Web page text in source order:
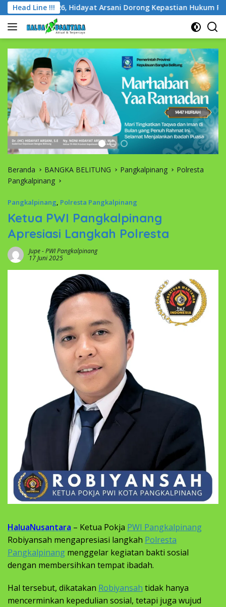
Langsung
ke
konten
Head Line !!!
2026, Hidayat Arsani Dorong Kepastian Hukum Pertanahan
Beranda BANGKA BELITUNG Pangkalpinang
Polresta
Pangkalpinang
Pangkalpinang, Polresta Pangkalpinang
Ketua PWI Pangkalpinang
Apresiasi Langkah Polresta
Jupe-PWI Pangkalpinang
17 Juni 2025
HaluaNusantara – Ketua Pokja PWI Pangkalpinang
Robiyansah mengapresiasi langkah Polresta
Pangkalpinang menggelar kegiatan bakti sosial
dengan membersihkan tempat ibadah.
Hal tersebut, dikatakan Robiyansah tidak hanya
mencerminkan kepedulian sosial, tetapi juga wujud